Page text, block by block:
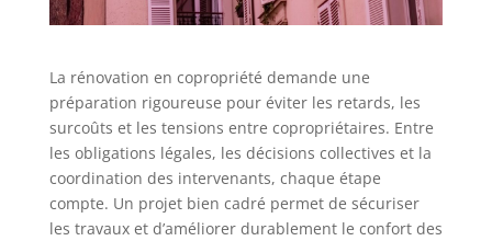
La rénovation en copropriété demande une
préparation rigoureuse pour éviter les retards, les
surcoûts et les tensions entre copropriétaires. Entre
les obligations légales, les décisions collectives et la
coordination des intervenants, chaque étape
compte. Un projet bien cadré permet de sécuriser
les travaux et d’améliorer durablement le confort des